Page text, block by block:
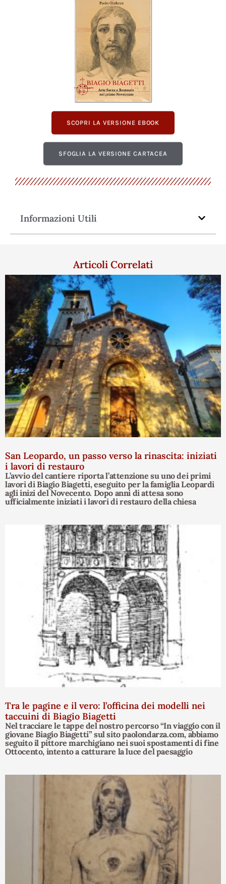
SCOPRI LA VERSIONE EBOOK
SFOGLIA LA VERSIONE CARTACEA
Informazioni Utili
Articoli Correlati
San Leopardo, un passo verso la rinascita: iniziati
i lavori di restauro
L’avvio del cantiere riporta l’attenzione su uno dei primi
lavori di Biagio Biagetti, eseguito per la famiglia Leopardi
agli inizi del Novecento. Dopo anni di attesa sono
ufficialmente iniziati i lavori di restauro della chiesa
Tra le pagine e il vero: l’officina dei modelli nei
taccuini di Biagio Biagetti
Nel tracciare le tappe del nostro percorso “In viaggio con il
giovane Biagio Biagetti” sul sito paolondarza.com, abbiamo
seguito il pittore marchigiano nei suoi spostamenti di fine
Ottocento, intento a catturare la luce del paesaggio